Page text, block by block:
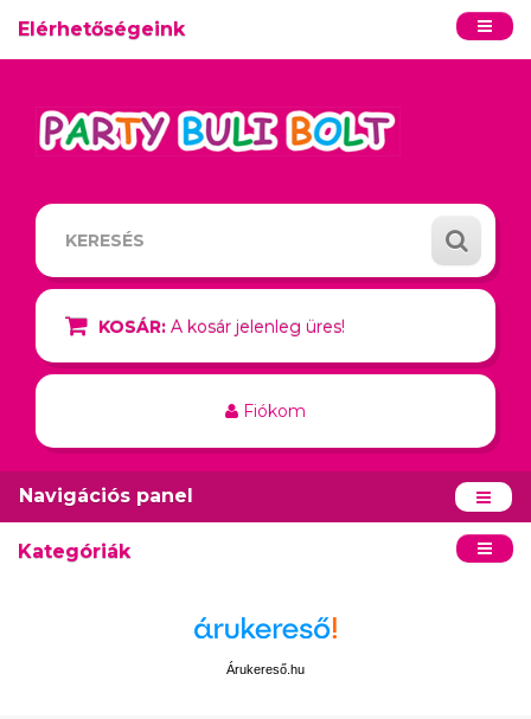
Elérhetőségeink
KOSÁR: A kosár jelenleg üres!
Fiókom
Navigációs panel
Kategóriák
Árukereső.hu